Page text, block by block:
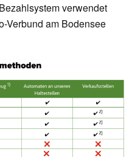
verwendet
Verbund am Bodensee